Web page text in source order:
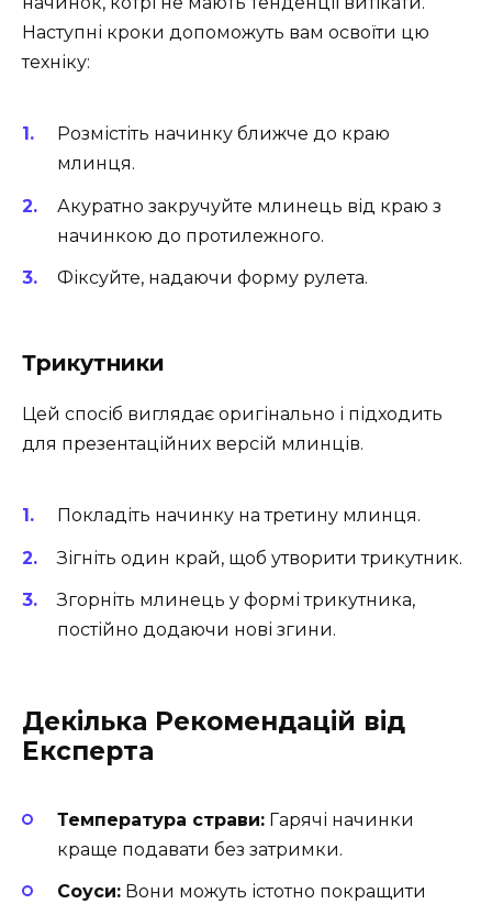
Наступні кроки допоможуть вам освоїти цю
техніку:
Розмістіть начинку ближче до краю
млинця.
Акуратно закручуйте млинець від краю з
начинкою до протилежного.
Фіксуйте, надаючи форму рулета.
Трикутники
Цей спосіб виглядає оригінально і підходить
для презентаційних версій млинців.
Покладіть начинку на третину млинця.
Зігніть один край, щоб утворити трикутник.
Згорніть млинець у формі трикутника,
постійно додаючи нові згини.
Декілька Рекомендацій від
Експерта
Температура страви: Гарячі начинки
краще подавати без затримки.
Соуси: Вони можуть істотно покращити